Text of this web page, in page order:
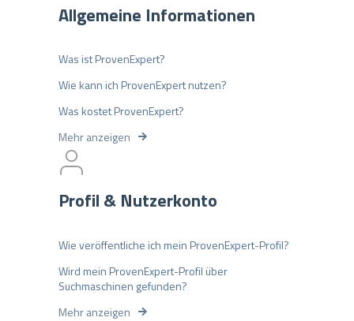
Allgemeine Informationen
Was ist ProvenExpert?
Wie kann ich ProvenExpert nutzen?
Was kostet ProvenExpert?
Mehr anzeigen
Profil & Nutzerkonto
Wie veröffentliche ich mein ProvenExpert-Profil?
Wird mein ProvenExpert-Profil über
Suchmaschinen gefunden?
Mehr anzeigen